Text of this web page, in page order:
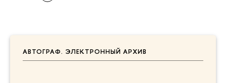
АВТОГРАФ. ЭЛЕКТРОННЫЙ АРХИВ